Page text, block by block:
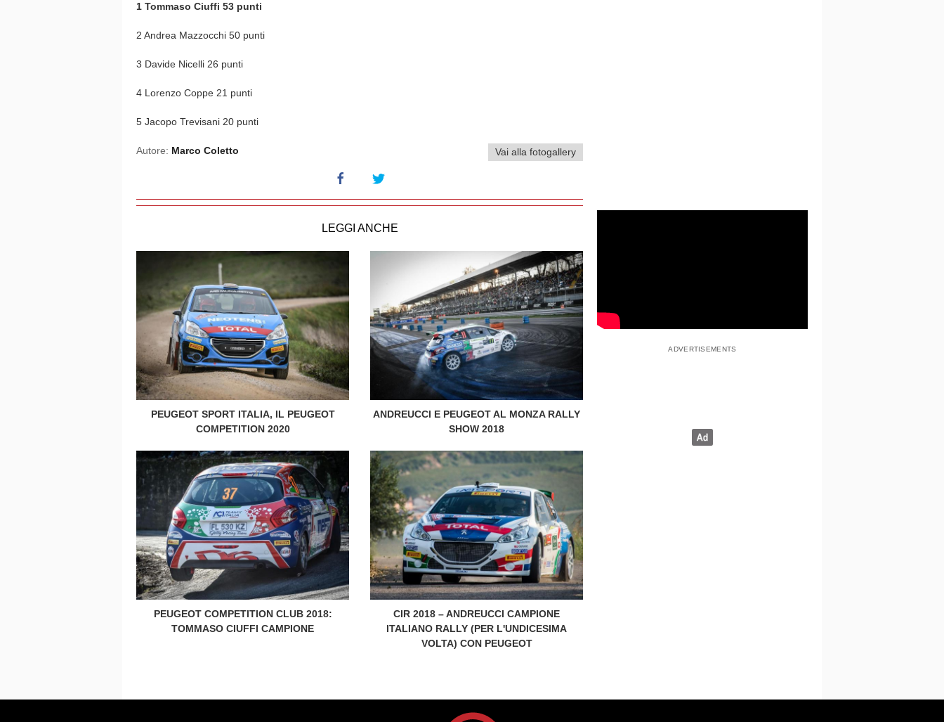
1 Tommaso Ciuffi 53 punti
2 Andrea Mazzocchi 50 punti
3 Davide Nicelli 26 punti
4 Lorenzo Coppe 21 punti
5 Jacopo Trevisani 20 punti
Autore: Marco Coletto Vai alla fotogallery
LEGGI ANCHE
PEUGEOT SPORT ITALIA, IL PEUGEOT
COMPETITION 2020
ANDREUCCI E PEUGEOT AL MONZA RALLY
SHOW 2018
PEUGEOT COMPETITION CLUB 2018:
TOMMASO CIUFFI CAMPIONE
CIR 2018 – ANDREUCCI CAMPIONE
ITALIANO RALLY (PER L'UNDICESIMA
VOLTA) CON PEUGEOT